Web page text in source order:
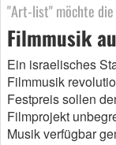
"Art-list" möchte
Filmmusik
Ein israelisches
Filmmusik
Festpreis sollen
Filmprojekt
Musik verfügbar